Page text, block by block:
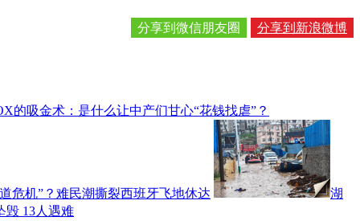
分享到新浪微博
分享到微信朋友圈
的吸金术：是什么让中产们甘心“花钱找虐”？
危机”？难民潮撕裂西班牙飞地休达
湖
毁 13人遇难